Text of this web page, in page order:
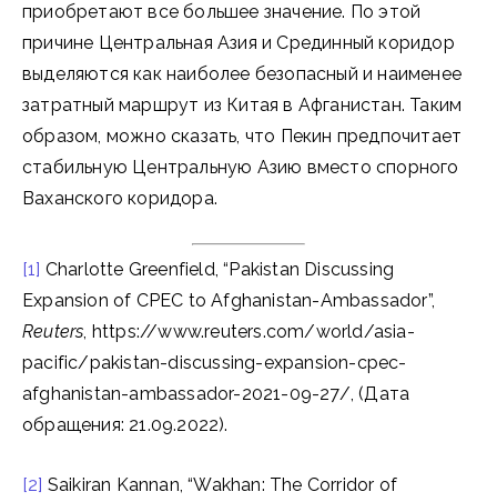
приобретают все большее значение. По этой
причине Центральная Азия и Срединный коридор
выделяются как наиболее безопасный и наименее
затратный маршрут из Китая в Афганистан. Таким
образом, можно сказать, что Пекин предпочитает
стабильную Центральную Азию вместо спорного
Ваханского коридора.
[1] Charlotte Greenfield, “Pakistan Discussing
Expansion of CPEC to Afghanistan-Ambassador”,
Reuters, https://www.reuters.com/world/asia-
pacific/pakistan-discussing-expansion-cpec-
afghanistan-ambassador-2021-09-27/, (Дата
обращения: 21.09.2022).
[2] Saikiran Kannan, “Wakhan: The Corridor of